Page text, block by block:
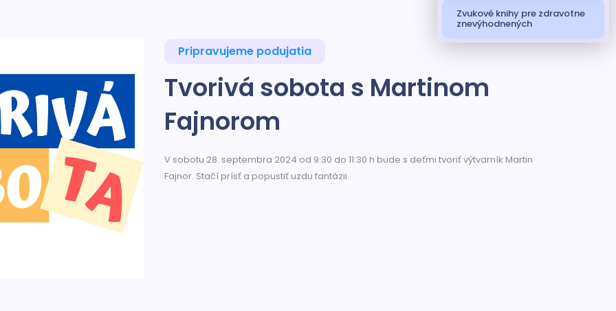
Pripravujeme podujatia
Tvorivá sobota s Martinom
Fajnorom
V sobotu 28. septembra 2024 od 9:30 do 11:30 h bude s deťmi tvoriť výtvarník Martin
Fajnor. Stačí prísť a popustiť uzdu fantázii.
Zvukové knihy pre zdravotne
znevýhodnených